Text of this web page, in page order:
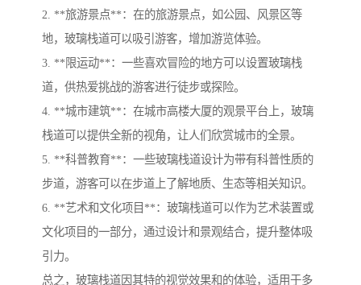
2. **旅游景点**：在的旅游景点，如公园、风景区等
地，玻璃栈道可以吸引游客，增加游览体验。
3. **限运动**：一些喜欢冒险的地方可以设置玻璃栈
道，供热爱挑战的游客进行徒步或探险。
4. **城市建筑**：在城市高楼大厦的观景平台上，玻璃
栈道可以提供全新的视角，让人们欣赏城市的全景。
5. **科普教育**：一些玻璃栈道设计为带有科普性质的
步道，游客可以在步道上了解地质、生态等相关知识。
6. **艺术和文化项目**：玻璃栈道可以作为艺术装置或
文化项目的一部分，通过设计和景观结合，提升整体吸
引力。
总之，玻璃栈道因其特的视觉效果和的体验，适用于多